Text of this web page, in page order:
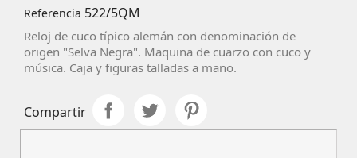
Referencia 522/5QM
Reloj de cuco típico alemán con denominación de
origen "Selva Negra". Maquina de cuarzo con cuco y
música. Caja y figuras talladas a mano.
Compartir